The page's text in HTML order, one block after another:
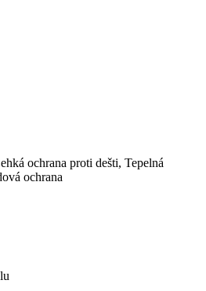
ochrana proti dešti, Tepelná
ochrana